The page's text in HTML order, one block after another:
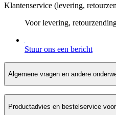
Klantenservice (levering,
Voor levering,
Stuur ons een bericht
Algemene vragen en andere
Productadvies en bestelservice